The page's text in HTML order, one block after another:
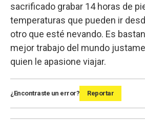
sacrificado grabar 14 horas de
temperaturas que pueden ir
otro que esté nevando. Es
mejor trabajo del mundo
quien le apasione viajar.
¿Encontraste un error? Reportar